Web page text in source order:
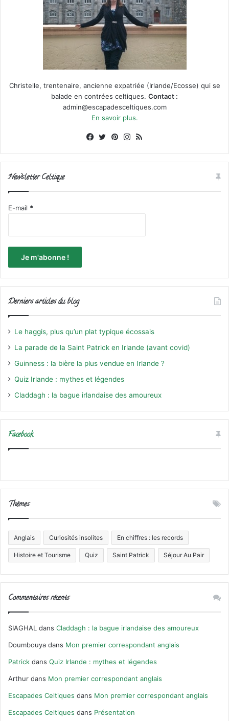
Christelle, trentenaire, ancienne expatriée (Irlande/Ecosse) qui se
balade en contrées celtiques. Contact :
admin@escapadesceltiques.com
En savoir plus.
Facebook
X PinterestInstagram
Newsletter Celtique
E-mail *
Derniers articles du blog
Le haggis, plus qu’un plat typique écossais
La parade de la Saint Patrick en Irlande (avant covid)
Guinness : la bière la plus vendue en Irlande ?
Quiz Irlande : mythes et légendes
Claddagh : la bague irlandaise des amoureux
Facebook
Thèmes
Anglais Curiosités insolites En chiffres : les records
Histoire et Tourisme Quiz Saint Patrick Séjour Au Pair
Commentaires récents
SIAGHAL dans Claddagh : la bague irlandaise des amoureux
Doumbouya dans Mon premier correspondant anglais
Patrick dans Quiz Irlande : mythes et légendes
Arthur dans Mon premier correspondant anglais
Escapades Celtiques dans Mon premier correspondant anglais
Escapades Celtiques dans Présentation